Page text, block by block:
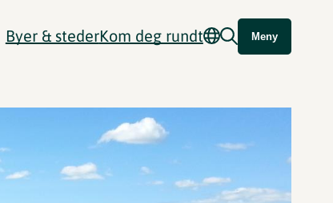
Byer & stederKom deg rundt Meny